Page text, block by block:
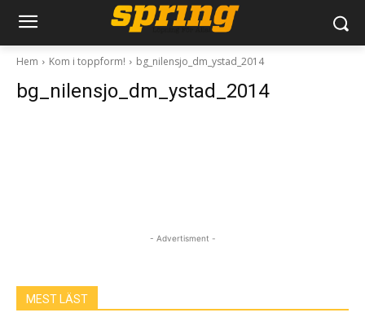
Hem Kom i toppform! bg_nilensjo_dm_ystad_2014
bg_nilensjo_dm_ystad_2014
- Advertisment -
MEST LÄST